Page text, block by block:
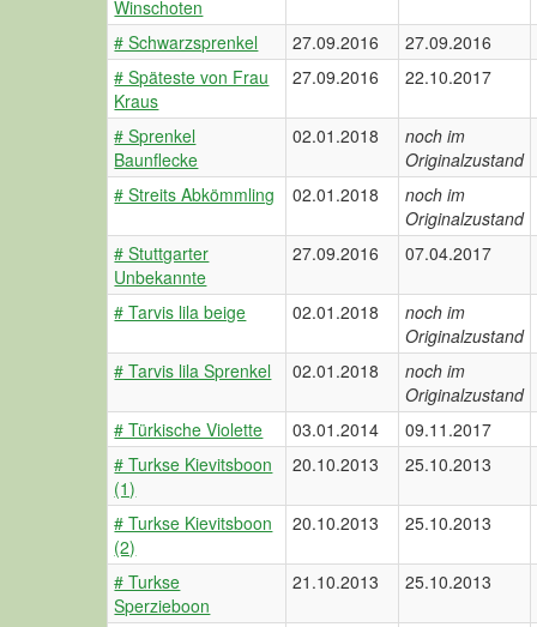
Winschoten
# Schwarzsprenkel
27.09.2016
27.09.2016
# Späteste von Frau
Kraus
27.09.2016 22.10.2017
# Sprenkel
Baunflecke
02.01.2018
noch im
Originalzustand
# Streits Abkömmling
02.01.2018
noch im
Originalzustand
# Stuttgarter
Unbekannte
27.09.2016 07.04.2017
# Tarvis lila beige 02.01.2018
noch im
Originalzustand
# Tarvis lila Sprenkel
02.01.2018
noch im
Originalzustand
# Türkische Violette
03.01.2014
09.11.2017
# Turkse Kievitsboon
(1)
20.10.2013 25.10.2013
# Turkse Kievitsboon
(2)
20.10.2013 25.10.2013
# Turkse
Sperzieboon
21.10.2013 25.10.2013